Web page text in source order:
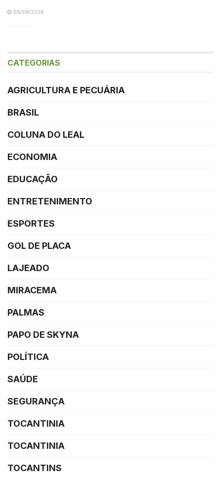
06/08/2026
CATEGORIAS
AGRICULTURA E PECUÁRIA
BRASIL
COLUNA DO LEAL
ECONOMIA
EDUCAÇÃO
ENTRETENIMENTO
ESPORTES
GOL DE PLACA
LAJEADO
MIRACEMA
PALMAS
PAPO DE SKYNA
POLÍTICA
SAÚDE
SEGURANÇA
TOCANTINIA
TOCANTINIA
TOCANTINS